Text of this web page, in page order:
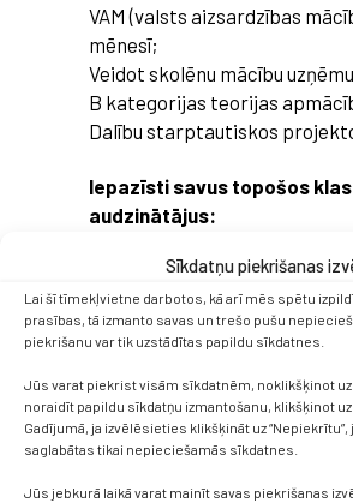
Sīkdatņu piekrišanas
Lai šī tīmekļvietne darbotos, kā arī mēs spētu
prasības, tā izmanto savas un trešo pušu
piekrišanu var tik uzstādītas papildu sīkdatnes.
Jūs varat piekrist visām sīkdatnēm, noklikšķinot uz
noraidīt papildu sīkdatņu izmantošanu, klikšķinot uz
Gadījumā, ja izvēlēsieties klikšķināt uz
saglabātas tikai nepieciešamās sīkdatnes.
Jūs jebkurā laikā varat mainīt savas piekrišanas
VAM (valsts aizsardzības
mēnesī;
Veidot skolēnu mācību
B kategorijas teorijas
Dalību starptautiskos
Iepazīsti savus topošos
audzinātājus:
https://www.facebook.com/
https://www.facebook.com/
https://www.facebook.com/